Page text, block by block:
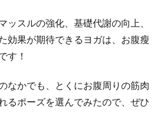
ッスルの強化、基礎代謝の向上、
効果が期待できるヨガは、お腹瘦
す！
なかでも、とくにお腹周りの筋肉
るポーズを選んでみたので、ぜひ